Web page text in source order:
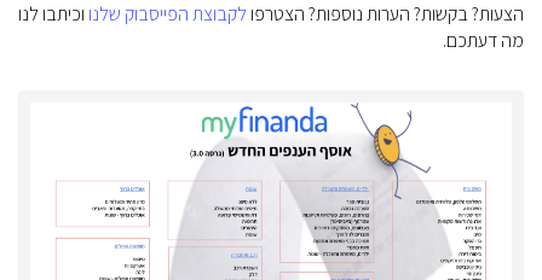
הצעות? בקשות? הערות נוספות? הצטרפו לקבוצת הפייסבוק שלנו וכיתבו לנו
מה דעתכם.